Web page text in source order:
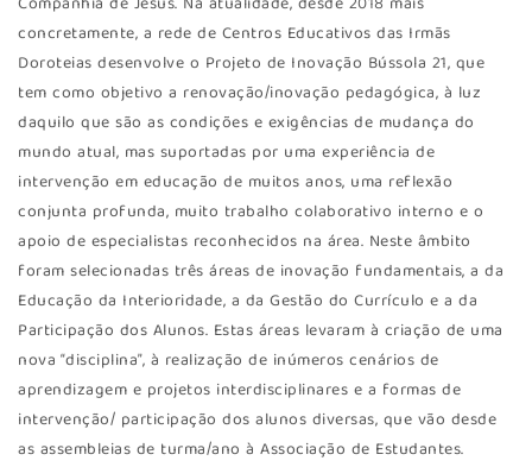
concretamente, a rede de Centros Educativos das Irmãs
Doroteias desenvolve o Projeto de Inovação Bússola 21, que
tem como objetivo a renovação/inovação pedagógica, à luz
daquilo que são as condições e exigências de mudança do
mundo atual, mas suportadas por uma experiência de
intervenção em educação de muitos anos, uma reflexão
conjunta profunda, muito trabalho colaborativo interno e o
apoio de especialistas reconhecidos na área. Neste âmbito
foram selecionadas três áreas de inovação fundamentais, a da
Educação da Interioridade, a da Gestão do Currículo e a da
Participação dos Alunos. Estas áreas levaram à criação de uma
nova “disciplina”, à realização de inúmeros cenários de
aprendizagem e projetos interdisciplinares e a formas de
intervenção/ participação dos alunos diversas, que vão desde
as assembleias de turma/ano à Associação de Estudantes.